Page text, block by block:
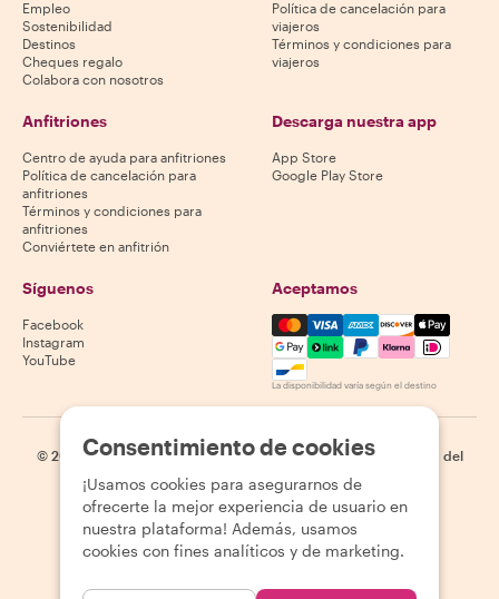
Empleo
Sostenibilidad
Destinos
Cheques regalo
Colabora con nosotros
Política de cancelación para
viajeros
Términos y condiciones para
viajeros
Anfitriones
Centro de ayuda para anfitriones
Política de cancelación para
anfitriones
Términos y condiciones para
anfitriones
Conviértete en anfitrión
Descarga nuestra app
App Store
Google Play Store
Síguenos
Facebook
Instagram
YouTube
Aceptamos
Mastercard, Visa, Amex,
La disponibilidad varía según el destino
© 2026 Withlocals.com | Política de privacidad | Cookies
Mapa del
Consentimiento de cookies
¡Usamos cookies para asegurarnos de
ofrecerte la mejor experiencia de usuario en
nuestra plataforma! Además, usamos
cookies con fines analíticos y de marketing.